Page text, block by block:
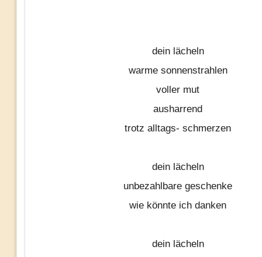
dein lächeln
warme sonnenstrahlen
voller mut
ausharrend
trotz alltags- schmerzen
dein lächeln
unbezahlbare geschenke
wie könnte ich danken
dein lächeln